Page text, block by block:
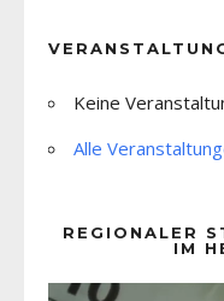
Keine
Alle
REGIONALER
IM